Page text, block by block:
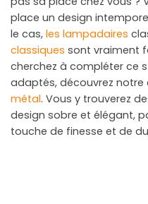
place un design
le cas, les lampadaires
classiques sont vraiment
cherchez à compléter ce
adaptés, découvrez notre
métal. Vous y trouverez
design sobre et élégant,
touche de finesse et de